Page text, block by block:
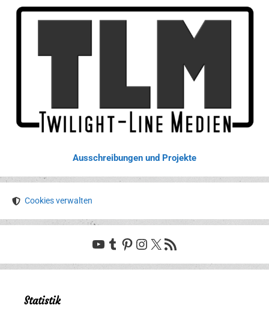
Ausschreibungen und Projekte
Cookies verwalten
YouTube
Tumblr
Pinterest
Instagram
X RSS-Feed
Statistik